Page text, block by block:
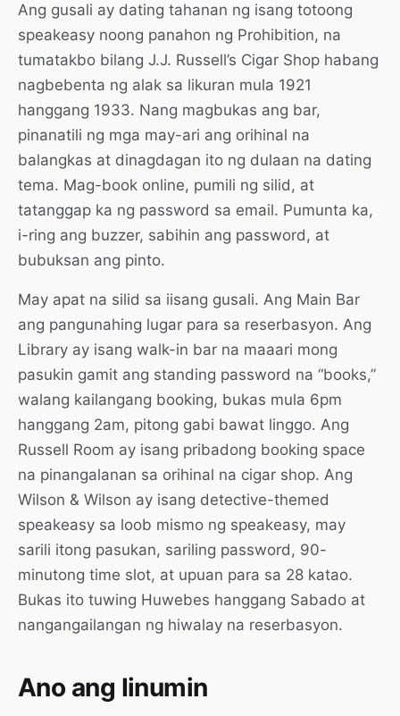
Ang gusali ay dating tahanan ng isang totoong
speakeasy noong panahon ng Prohibition, na
tumatakbo bilang J.J. Russell’s Cigar Shop habang
nagbebenta ng alak sa likuran mula 1921
hanggang 1933. Nang magbukas ang bar,
pinanatili ng mga may-ari ang orihinal na
balangkas at dinagdagan ito ng dulaan na dating
tema. Mag-book online, pumili ng silid, at
tatanggap ka ng password sa email. Pumunta ka,
i-ring ang buzzer, sabihin ang password, at
bubuksan ang pinto.
May apat na silid sa iisang gusali. Ang Main Bar
ang pangunahing lugar para sa reserbasyon. Ang
Library ay isang walk-in bar na maaari mong
pasukin gamit ang standing password na “books,”
walang kailangang booking, bukas mula 6pm
hanggang 2am, pitong gabi bawat linggo. Ang
Russell Room ay isang pribadong booking space
na pinangalanan sa orihinal na cigar shop. Ang
Wilson & Wilson ay isang detective-themed
speakeasy sa loob mismo ng speakeasy, may
sarili itong pasukan, sariling password, 90-
minutong time slot, at upuan para sa 28 katao.
Bukas ito tuwing Huwebes hanggang Sabado at
nangangailangan ng hiwalay na reserbasyon.
Ano ang Iinumin